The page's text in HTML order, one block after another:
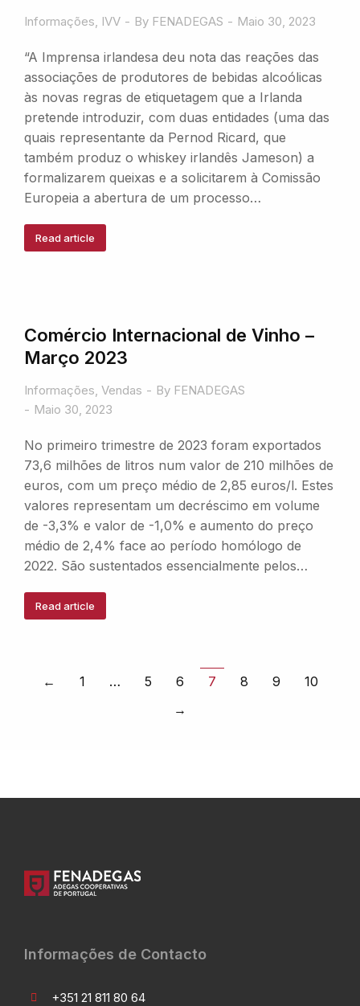
Informações, IVV By FENADEGAS Maio 30, 2023
“A Imprensa irlandesa deu nota das reações das
associações de produtores de bebidas alcoólicas
às novas regras de etiquetagem que a Irlanda
pretende introduzir, com duas entidades (uma das
quais representante da Pernod Ricard, que
também produz o whiskey irlandês Jameson) a
formalizarem queixas e a solicitarem à Comissão
Europeia a abertura de um processo…
Read article
Comércio Internacional de Vinho –
Março 2023
Informações, Vendas By FENADEGAS
Maio 30, 2023
No primeiro trimestre de 2023 foram exportados
73,6 milhões de litros num valor de 210 milhões de
euros, com um preço médio de 2,85 euros/l. Estes
valores representam um decréscimo em volume
de -3,3% e valor de -1,0% e aumento do preço
médio de 2,4% face ao período homólogo de
2022. São sustentados essencialmente pelos…
Read article
← 1 … 5 6 7 8 9
10
→
Informações de Contacto
+351 21 811 80 64